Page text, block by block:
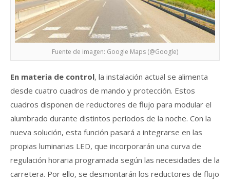
Fuente de imagen: Google Maps (@Google)
En materia de control, la instalación actual se alimenta
desde cuatro cuadros de mando y protección. Estos
cuadros disponen de reductores de flujo para modular el
alumbrado durante distintos periodos de la noche. Con la
nueva solución, esta función pasará a integrarse en las
propias luminarias LED, que incorporarán una curva de
regulación horaria programada según las necesidades de la
carretera. Por ello, se desmontarán los reductores de flujo